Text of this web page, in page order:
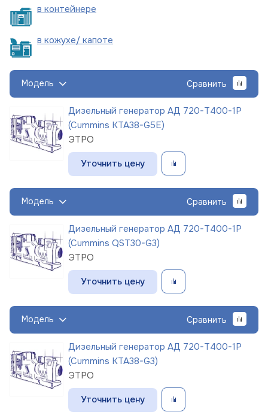
в контейнере
в кожухе/ капоте
Модель Сравнить
Дизельный генератор АД 720-Т400-1Р
(Cummins KTA38-G5E)
ЭТРО
Уточнить цену
Модель Сравнить
Дизельный генератор АД 720-Т400-1Р
(Cummins QST30-G3)
ЭТРО
Уточнить цену
Модель Сравнить
Дизельный генератор АД 720-Т400-1Р
(Cummins KTA38-G3)
ЭТРО
Уточнить цену